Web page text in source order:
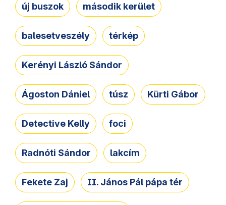
új buszok második kerület
balesetveszély térkép
Kerényi László Sándor
Ágoston Dániel túsz Kürti Gábor
Detective Kelly foci
Radnóti Sándor lakcím
Fekete Zaj II. János Pál pápa tér